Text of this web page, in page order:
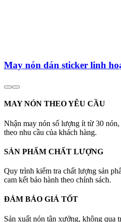
May nón dán sticker linh
MAY NÓN THEO YÊU CẦU
Nhận may nón số lượng ít từ 30
theo nhu cầu của khách hàng.
SẢN PHẨM CHẤT LƯỢNG
Quy trình kiểm tra chất lượng sản
cam kết bảo hành theo chính sách.
ĐẢM BẢO GIÁ TỐT
Sản xuất nón tận xưởng, không qua